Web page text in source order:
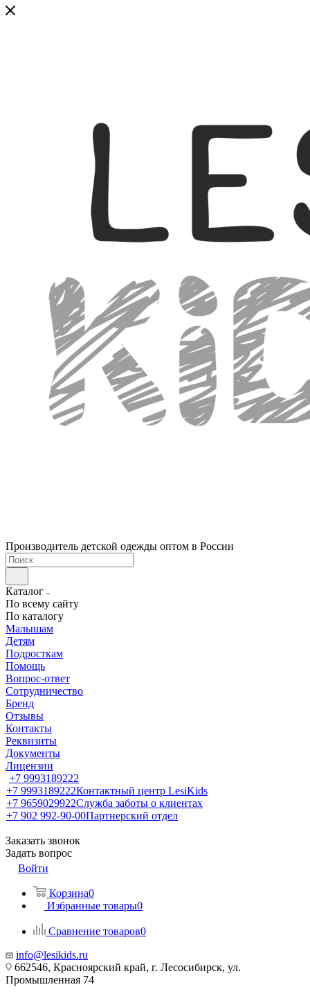
Производитель детской одежды оптом в России
Каталог
По всему сайту
По каталогу
Малышам
Детям
Подросткам
Помощь
Вопрос-ответ
Сотрудничество
Бренд
Отзывы
Контакты
Реквизиты
Документы
Лицензии
+7 9993189222
+7 9993189222Контактный центр LesiKids
+7 9659029922Служба заботы о клиентах
+7 902 992-90-00Партнерский отдел
Заказать звонок
Задать вопрос
Войти
Корзина0
Избранные товары0
Сравнение товаров0
info@lesikids.ru
662546, Красноярский край, г. Лесосибирск, ул.
Промышленная 74